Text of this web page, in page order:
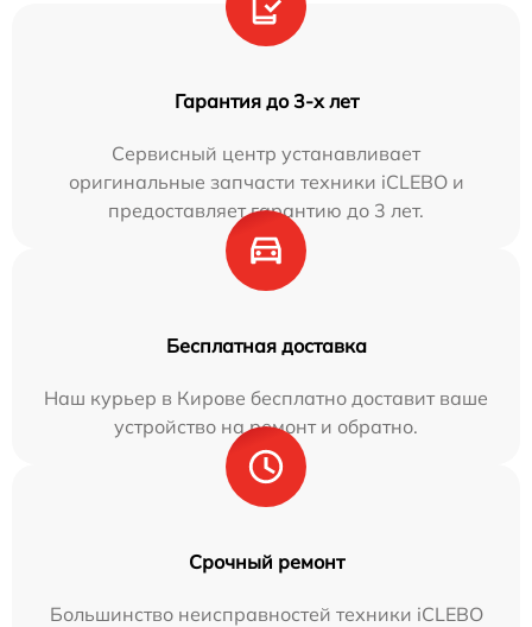
Гарантия до 3-х лет
Сервисный центр устанавливает
оригинальные запчасти техники iCLEBO и
предоставляет гарантию до 3 лет.
Бесплатная доставка
Наш курьер в Кирове бесплатно доставит ваше
устройство на ремонт и обратно.
Срочный ремонт
Большинство неисправностей техники iCLEBO